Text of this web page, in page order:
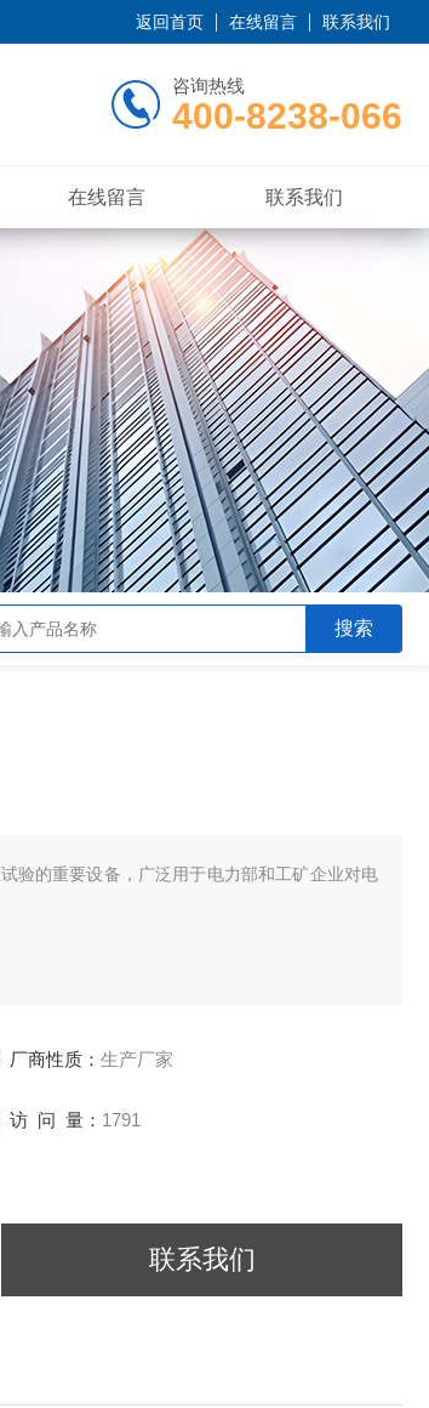
返回首页 在线留言 联系我们
咨询热线
400-8238-066
在线留言 联系我们
验的重要设备，广泛用于电力部和工矿企业对电
厂商性质： 生产厂家
访 问 量： 1791
联系我们